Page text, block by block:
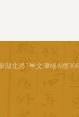
湖北路2号文津楼A幢